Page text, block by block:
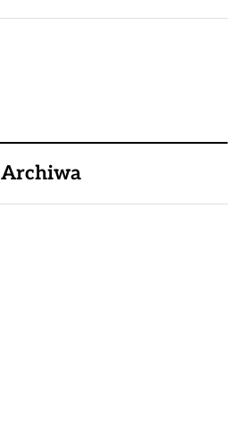
Archiwa